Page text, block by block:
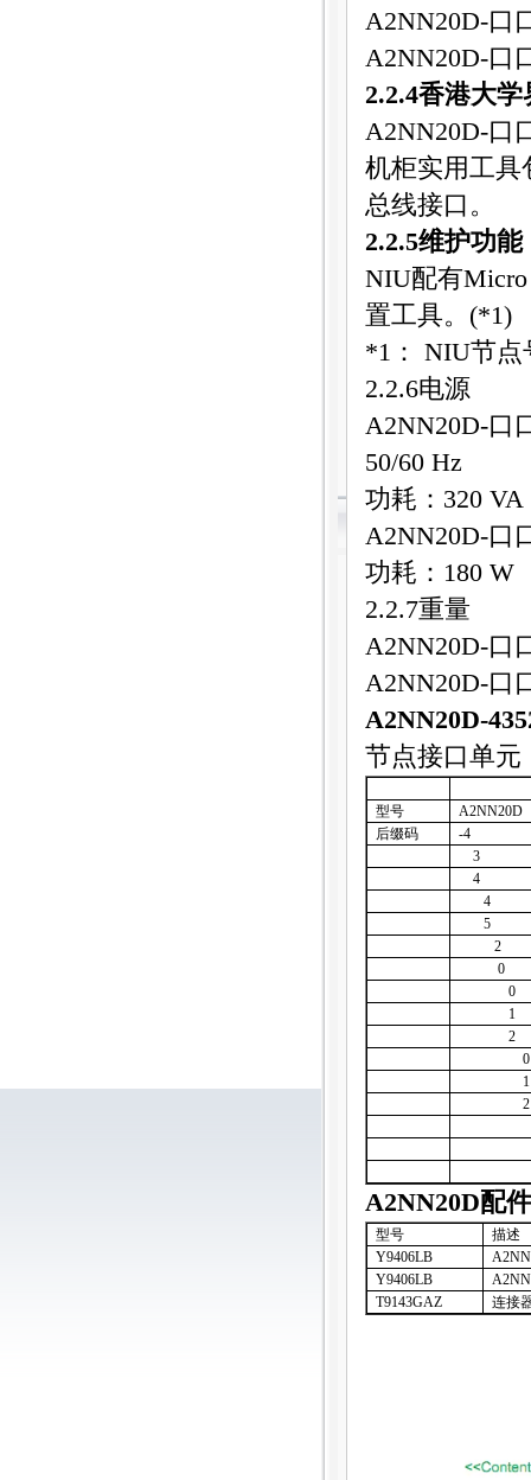
A2NN20D-口
A2NN20D-口
2.2.4香港大学
A2NN20D-口
机柜实用工具
总线接口。
2.2.5维护功能
NIU配有
置工具。 (*1)
*1 ： NIU节点
2.2.6电源
A2NN20D-口
50/60 Hz
功耗： 320 VA
A2NN20D-口
功耗： 180 W
2.2.7重量
A2NN20D-口
A2NN20D-口
A2NN20D-
节点接口单元
型号
A2NN20D
后缀码
-4
3
4
4
5
2
0
0
1
2
0
1
2
A2NN20D配件
型号
描述
Y9406LB
Y9406LB
T9143GAZ
连接